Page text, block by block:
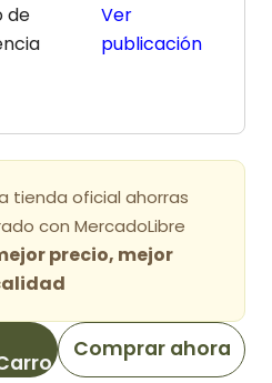
de
Ver
publicación
tienda oficial ahorras
con MercadoLibre
precio, mejor
Comprar ahora